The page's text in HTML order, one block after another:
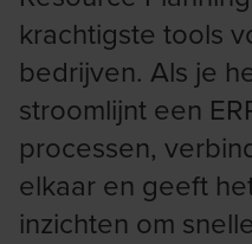
krachtigste tools
bedrijven. Als je
stroomlijnt een
processen,
elkaar en geeft
inzichten om
Partner Digital